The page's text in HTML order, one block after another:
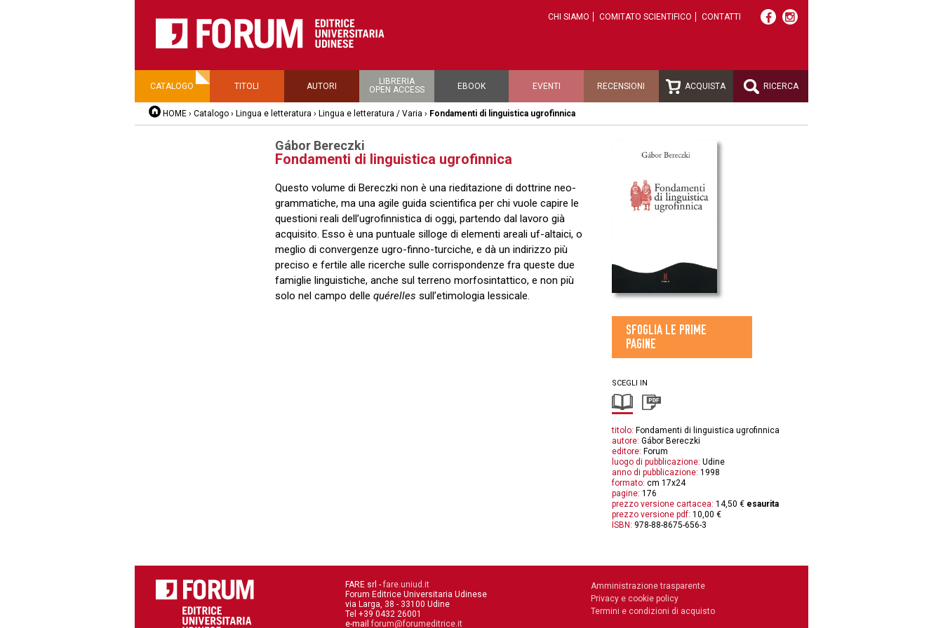
CHI SIAMO COMITATO SCIENTIFICO CONTATTI
CATALOGO TITOLI AUTORI
LIBRERIA
OPEN ACCESS
EBOOK EVENTI RECENSIONI ACQUISTA RICERCA
HOME › Catalogo › Lingua e letteratura › Lingua e letteratura / Varia › Fondamenti di linguistica ugrofinnica
Gábor Bereczki
Fondamenti di linguistica ugrofinnica
Questo volume di Bereczki non è una rieditazione di dottrine neo-
grammatiche, ma una agile guida scientifica per chi vuole capire le
questioni reali dell’ugrofinnistica di oggi, partendo dal lavoro già
acquisito. Esso è una puntuale silloge di elementi areali uf-altaici, o
meglio di convergenze ugro-finno-turciche, e dà un indirizzo più
preciso e fertile alle ricerche sulle corrispondenze fra queste due
famiglie linguistiche, anche sul terreno morfosintattico, e non più
solo nel campo delle quérelles sull’etimologia lessicale.
SFOGLIA LE PRIME
PAGINE
SCEGLI IN
titolo: Fondamenti di linguistica ugrofinnica
autore: Gábor Bereczki
editore: Forum
luogo di pubblicazione: Udine
anno di pubblicazione: 1998
formato: cm 17x24
pagine: 176
prezzo versione cartacea: 14,50 € esaurita
prezzo versione pdf: 10,00 €
ISBN: 978-88-8675-656-3
FARE srl - fare.uniud.it
Forum Editrice Universitaria Udinese
via Larga, 38 - 33100 Udine
Tel +39 0432 26001
e-mail forum@forumeditrice.it
Amministrazione trasparente
Privacy e cookie policy
Termini e condizioni di acquisto